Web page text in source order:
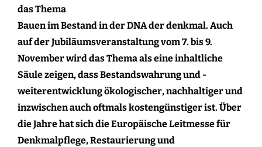
das Thema
Bauen im Bestand in der DNA der denkmal. Auch
auf der Jubiläumsveranstaltung vom 7. bis 9.
November wird das Thema als eine inhaltliche
Säule zeigen, dass Bestandswahrung und -
weiterentwicklung ökologischer, nachhaltiger und
inzwischen auch oftmals kostengünstiger ist. Über
die Jahre hat sich die Europäische Leitmesse für
Denkmalpflege, Restaurierung und